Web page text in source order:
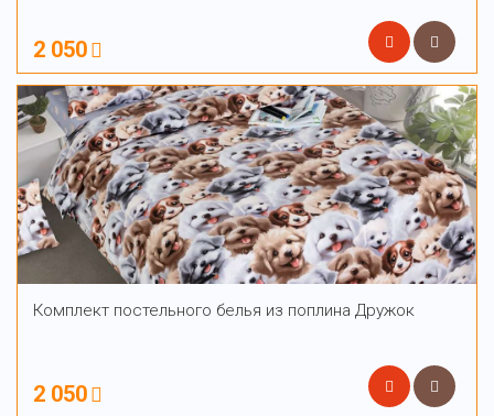
2 050
Комплект постельного белья из поплина Дружок
2 050